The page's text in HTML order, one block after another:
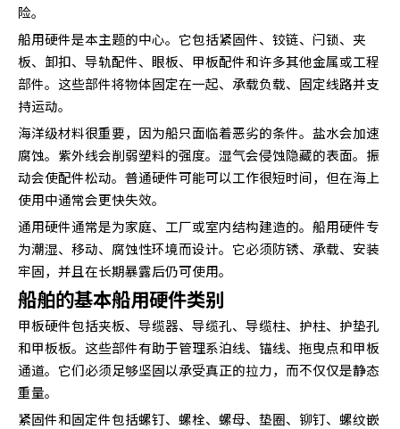
险。
船用硬件是本主题的中心。它包括紧固件、铰链、闩锁、夹
板、卸扣、导轨配件、眼板、甲板配件和许多其他金属或工程
部件。这些部件将物体固定在一起、承载负载、固定线路并支
持运动。
海洋级材料很重要，因为船只面临着恶劣的条件。盐水会加速
腐蚀。紫外线会削弱塑料的强度。湿气会侵蚀隐藏的表面。振
动会使配件松动。普通硬件可能可以工作很短时间，但在海上
使用中通常会更快失效。
通用硬件通常是为家庭、工厂或室内结构建造的。船用硬件专
为潮湿、移动、腐蚀性环境而设计。它必须防锈、承载、安装
牢固，并且在长期暴露后仍可使用。
船舶的基本船用硬件类别
甲板硬件包括夹板、导缆器、导缆孔、导缆柱、护柱、护垫孔
和甲板板。这些部件有助于管理系泊线、锚线、拖曳点和甲板
通道。它们必须足够坚固以承受真正的拉力，而不仅仅是静态
重量。
紧固件和固定件包括螺钉、螺栓、螺母、垫圈、铆钉、螺纹嵌